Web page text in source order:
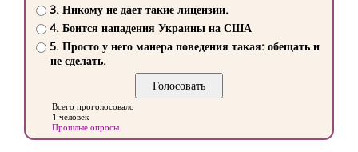
3. Никому не дает такие лицензии.
4. Боится нападения Украины на США
5. Просто у него манера поведения такая: обещать и
не сделать.
Всего проголосовало
1 человек
Прошлые опросы